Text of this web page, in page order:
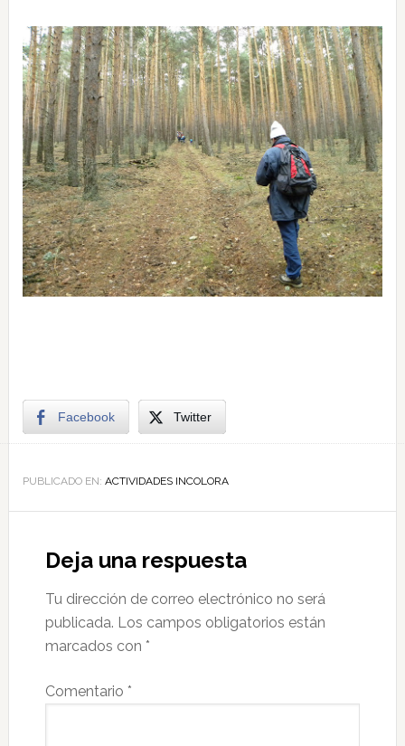
Facebook Twitter
PUBLICADO EN: ACTIVIDADES INCOLORA
Deja una respuesta
Tu dirección de correo electrónico no será
publicada. Los campos obligatorios están
marcados con *
Comentario *